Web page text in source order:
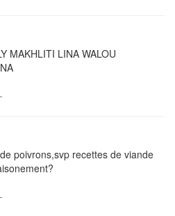
MAKHLITI LINA WALOU
-
poivrons,svp recettes de viande
-